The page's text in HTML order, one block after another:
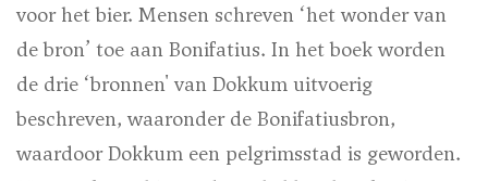
voor het bier. Mensen schreven ‘het wonder van
de bron’ toe aan Bonifatius. In het boek worden
de drie ‘bronnen' van Dokkum uitvoerig
beschreven, waaronder de Bonifatiusbron,
waardoor Dokkum een pelgrimsstad is geworden.